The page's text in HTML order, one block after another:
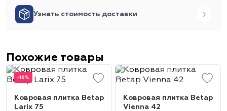
Узнать стоимость доставки
Похожие товары
-16%
Ковровая плитка Betap
Larix 75
Ковровая плитка Betap
Vienna 42